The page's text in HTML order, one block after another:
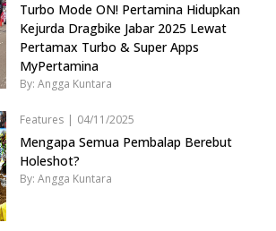
Turbo Mode ON! Pertamina Hidupkan
Kejurda Dragbike Jabar 2025 Lewat
Pertamax Turbo & Super Apps
MyPertamina
By: Angga Kuntara
Features | 04/11/2025
Mengapa Semua Pembalap Berebut
Holeshot?
By: Angga Kuntara